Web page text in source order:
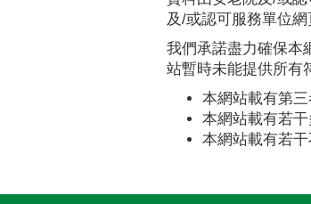
及/或認可服務單位網
我們承諾盡力確保本
站暫時未能提供所有
本網站載有第
本網站載有若
本網站載有若